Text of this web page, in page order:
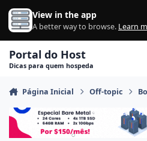
Ir para conteúdo
View in the app
A better way to browse. Learn
Portal do Host
Dicas para quem hospeda
Página Inicial Off-topic